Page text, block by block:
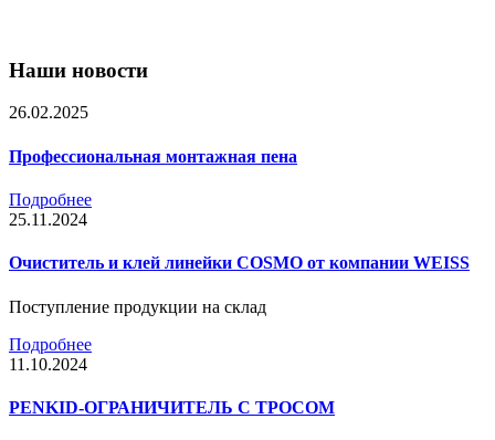
Наши новости
26.02.2025
Профессиональная монтажная пена
Подробнее
25.11.2024
Очиститель и клей линейки COSMO от компании WEISS
Поступление продукции на склад
Подробнее
11.10.2024
PENKID-ОГРАНИЧИТЕЛЬ С ТРОСОМ